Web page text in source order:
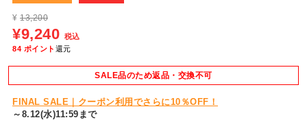
¥ 13,200
¥9,240 税込
84 ポイント 還元
SALE品のため返品・交換不可
FINAL SALE｜クーポン利用でさらに10％OFF！
～8.12(水)11:59まで